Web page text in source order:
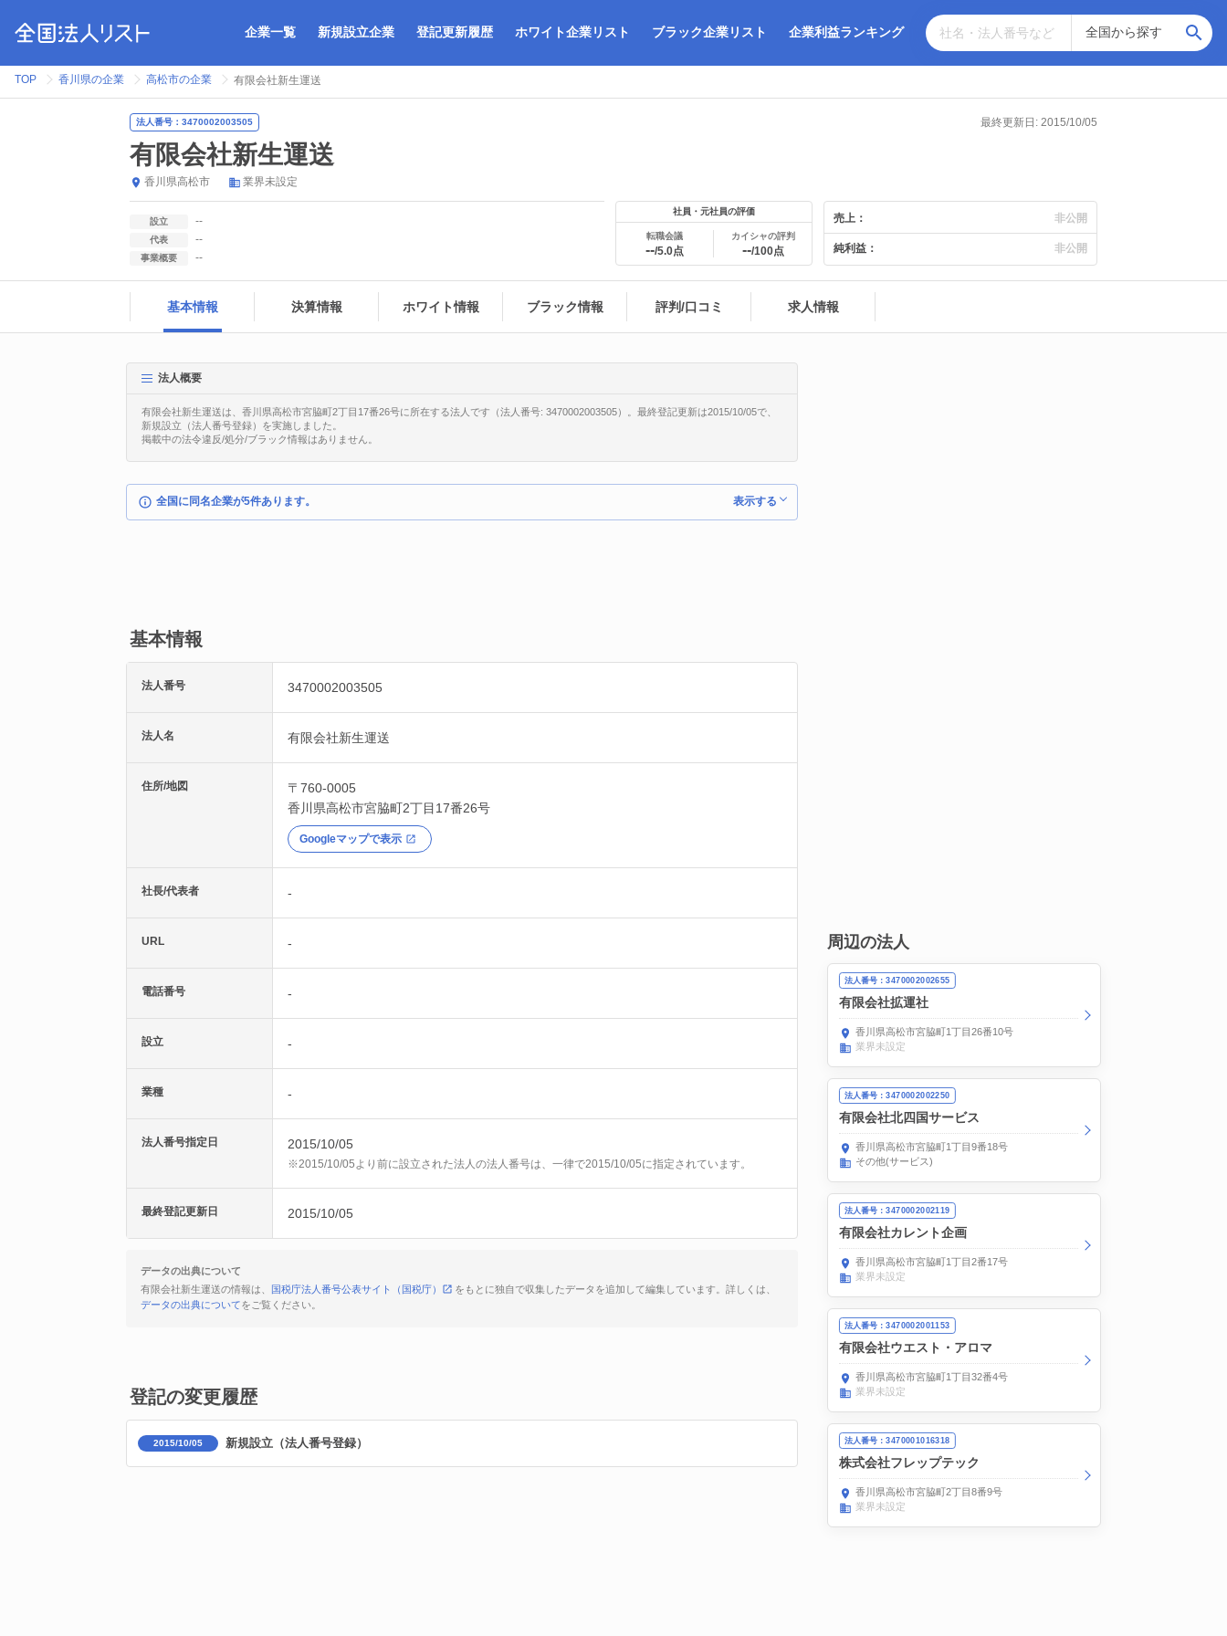
企業一覧 新規設立企業 登記更新履歴 ホワイト企業リスト ブラック企業リスト 企業利益ランキング
TOP 香川県の企業 高松市の企業 有限会社新生運送
法人番号：3470002003505 最終更新日: 2015/10/05
有限会社新生運送
香川県高松市 業界未設定
設立 --
代表 --
事業概要 --
社員・元社員の評価
転職会議
--/5.0点
カイシャの評判
--/100点
売上： 非公開
純利益： 非公開
基本情報 決算情報 ホワイト情報 ブラック情報 評判/口コミ 求人情報
法人概要
有限会社新生運送は、香川県高松市宮脇町2丁目17番26号に所在する法人です（法人番号: 3470002003505）。最終登記更新は2015/10/05で、
新規設立（法人番号登録）を実施しました。
掲載中の法令違反/処分/ブラック情報はありません。
全国に同名企業が5件あります。 表示する
基本情報
法人番号 3470002003505
法人名 有限会社新生運送
住所/地図
〒760-0005
香川県高松市宮脇町2丁目17番26号
Googleマップで表示
社長/代表者 -
URL -
電話番号 -
設立 -
業種 -
法人番号指定日 2015/10/05
※2015/10/05より前に設立された法人の法人番号は、一律で2015/10/05に指定されています。
最終登記更新日 2015/10/05
データの出典について
有限会社新生運送の情報は、
国税庁法人番号公表サイト（国税庁）
をもとに独自で収集したデータを追加して編集しています。詳しくは、
データの出典についてをご覧ください。
登記の変更履歴
2015/10/05 新規設立（法人番号登録）
周辺の法人
法人番号：3470002002655
有限会社拡運社
香川県高松市宮脇町1丁目26番10号
業界未設定
法人番号：3470002002250
有限会社北四国サービス
香川県高松市宮脇町1丁目9番18号
その他(サービス)
法人番号：3470002002119
有限会社カレント企画
香川県高松市宮脇町1丁目2番17号
業界未設定
法人番号：3470002001153
有限会社ウエスト・アロマ
香川県高松市宮脇町1丁目32番4号
業界未設定
法人番号：3470001016318
株式会社フレップテック
香川県高松市宮脇町2丁目8番9号
業界未設定